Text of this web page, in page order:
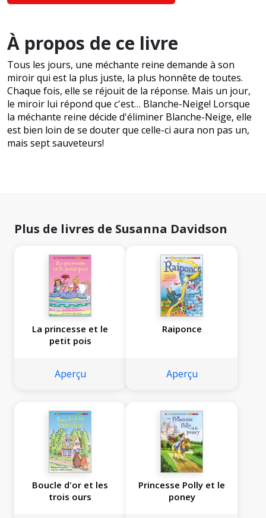
À propos de ce livre
Tous les jours, une méchante reine demande à son
miroir qui est la plus juste, la plus honnête de toutes.
Chaque fois, elle se réjouit de la réponse. Mais un jour,
le miroir lui répond que c'est… Blanche-Neige! Lorsque
la méchante reine décide d'éliminer Blanche-Neige, elle
est bien loin de se douter que celle-ci aura non pas un,
mais sept sauveteurs!
Plus de livres de Susanna Davidson
La princesse et le
petit pois
Aperçu
Raiponce
Aperçu
Boucle d'or et les
trois ours
Princesse Polly et le
poney